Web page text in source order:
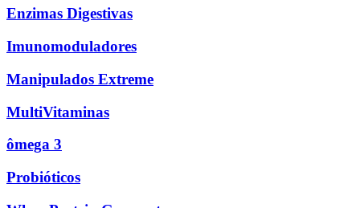
Enzimas Digestivas
Imunomoduladores
Manipulados Extreme
MultiVitaminas
ômega 3
Probióticos